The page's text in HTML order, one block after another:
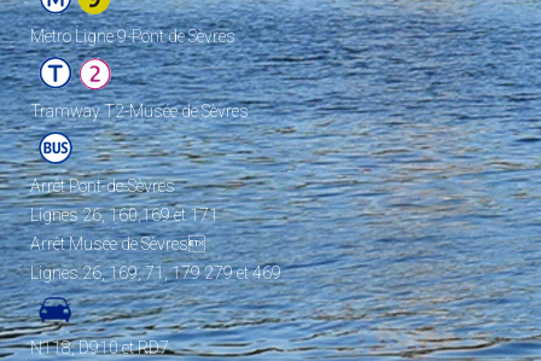
Metro Ligne 9-Pont de Sèvres
Tramway T2-Musée de Sèvres
Arrêt Pont-de-Sèvres
Lignes 26, 160,169 et 171
Arrêt Musée de Sèvres
Lignes 26, 169, 71, 179 279 et 469
N118, D910 et RD7